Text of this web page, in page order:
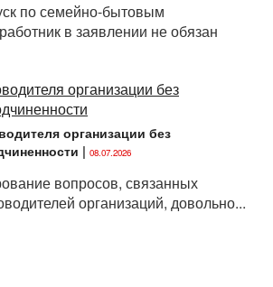
по семейно-бытовым
в заявлении не обязан
организации без
| 08.07.2026
вопросов, связанных
организаций, довольно...